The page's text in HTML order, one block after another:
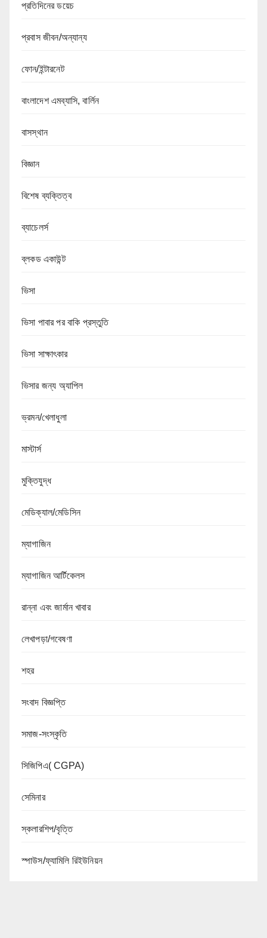
প্রতিদিনের ডয়েচ
প্রবাস জীবন/অন্যান্য
ফোন/ইন্টারনেট
বাংলাদেশ এমব্যাসি, বার্লিন
বাসস্থান
বিজ্ঞান
বিশেষ ব্যক্তিত্ব
ব্যাচেলর্স
ব্লকড একাউন্ট
ভিসা
ভিসা পাবার পর বাকি প্রস্তুতি
ভিসা সাক্ষাৎকার
ভিসার জন্য অ্যাপিল
ভ্রমন/খেলাধুলা
মাস্টার্স
মুক্তিযুদ্ধ
মেডিক্যাল/মেডিসিন
ম্যাগাজিন
ম্যাগাজিন আর্টিকেলস
রান্না এবং জার্মান খাবার
লেখাপড়া/গবেষণা
শহর
সংবাদ বিজ্ঞপ্তি
সমাজ-সংস্কৃতি
সিজিপিএ( CGPA)
সেমিনার
স্কলারশিপ/বৃত্তি
স্পাউস/ফ্যামিলি রিইউনিয়ন